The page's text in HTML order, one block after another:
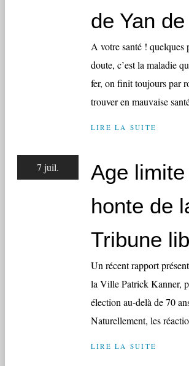
de Yan
A votre santé ! quelques
doute, c’est la maladie
fer, on finit toujours par
trouver en mauvaise
LIRE LA SUITE
7 juil.
Age
honte de
Tribune
Un récent rapport
la Ville Patrick Kanner,
élection au-delà de 70
Naturellement, les
LIRE LA SUITE